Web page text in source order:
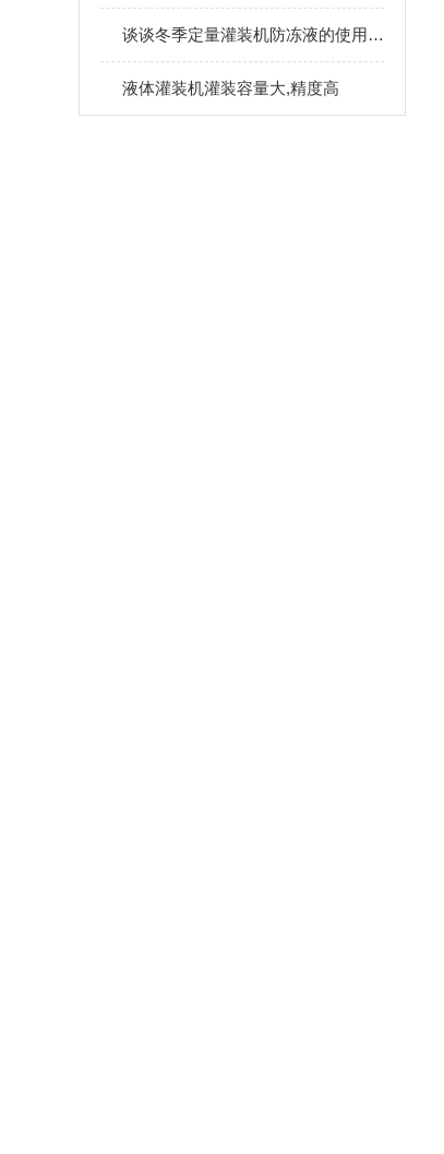
谈谈冬季定量灌装机防冻液的使用技巧
液体灌装机灌装容量大,精度高